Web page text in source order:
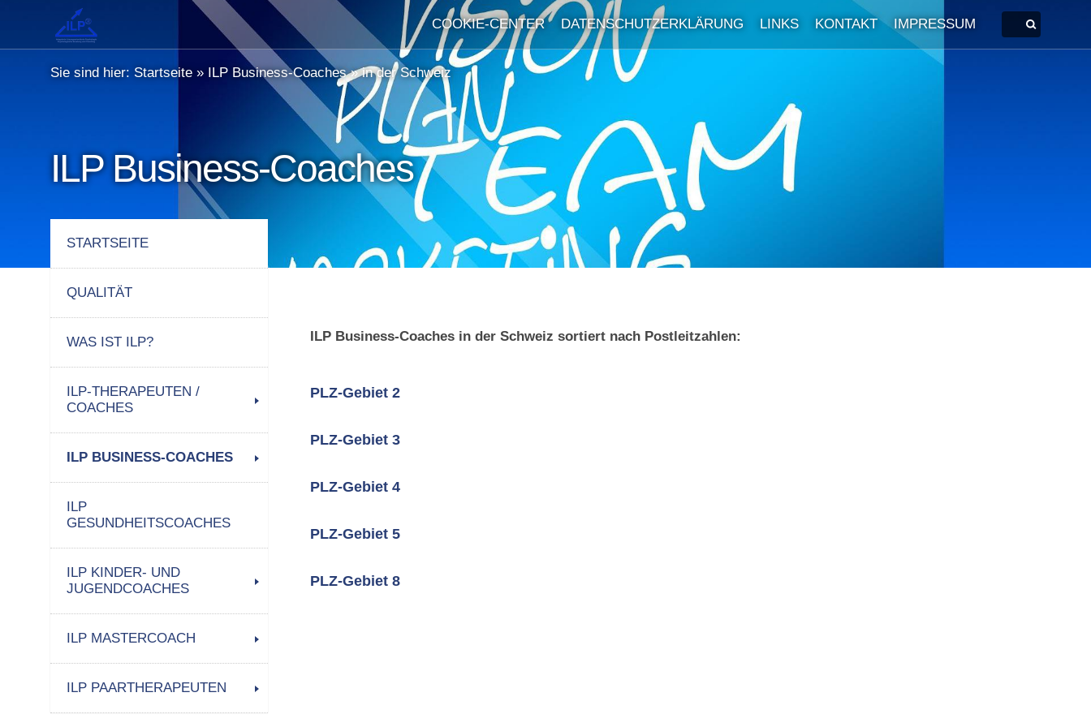
Sie sind hier: Startseite » ILP Business-Coaches»in der Schweiz
IMPRESSUM
KONTAKT
LINKS
DATENSCHUTZERKLÄRUNG
COOKIE-CENTER
ILP Business-Coaches
STARTSEITE
QUALITÄT
WAS IST ILP?
ILP-THERAPEUTEN /
COACHES
ILP BUSINESS-COACHES
ILP
GESUNDHEITSCOACHES
ILP KINDER- UND
JUGENDCOACHES
ILP MASTERCOACH
ILP PAARTHERAPEUTEN
ILP Business-Coaches in der Schweiz sortiert nach Postleitzahlen:
PLZ-Gebiet 2
PLZ-Gebiet 3
PLZ-Gebiet 4
PLZ-Gebiet 5
PLZ-Gebiet 8